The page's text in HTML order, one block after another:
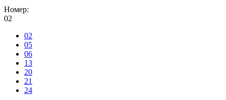
Номер:
02
02
05
06
13
20
21
24